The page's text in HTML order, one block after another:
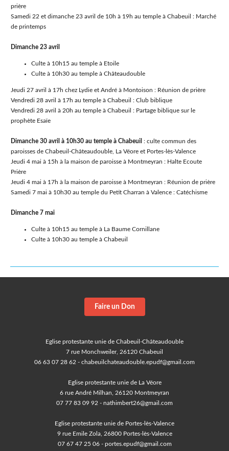
prière
Samedi 22 et dimanche 23 avril de 10h à 19h au temple à Chabeuil : Marché
de printemps
Dimanche 23 avril
Culte à 10h15 au temple à Etoile
Culte à 10h30 au temple à Châteaudouble
Jeudi 27 avril à 17h chez Lydie et André à Montoison : Réunion de prière
Vendredi 28 avril à 17h au temple à Chabeuil : Club biblique
Vendredi 28 avril à 20h au temple à Chabeuil : Partage biblique sur le
prophète Esaïe
Dimanche 30 avril à 10h30 au temple à Chabeuil : culte commun des
paroisses de Chabeuil-Châteaudouble, La Véore et Portes-lès-Valence
Jeudi 4 mai à 15h à la maison de paroisse à Montmeyran : Halte Ecoute
Prière
Jeudi 4 mai à 17h à la maison de paroisse à Montmeyran : Réunion de prière
Samedi 7 mai à 10h30 au temple du Petit Charran à Valence : Catéchisme
Dimanche 7 mai
Culte à 10h15 au temple à La Baume Cornillane
Culte à 10h30 au temple à Chabeuil
Faire un Don
Eglise protestante unie de Chabeuil-Châteaudouble
7 rue Monchweiler, 26120 Chabeuil
06 63 07 28 62 - chabeuilchateaudouble.epudf@gmail.com
Eglise protestante unie de La Véore
6 rue André Milhan, 26120 Montmeyran
07 77 83 09 92 - nathimbert26@gmail.com
Eglise protestante unie de Portes-lès-Valence
9 rue Emile Zola, 26800 Portes-lès-Valence
07 67 47 25 06 - portes.epudf@gmail.com